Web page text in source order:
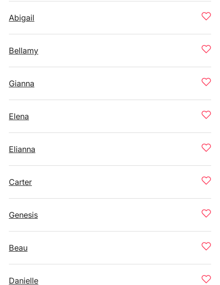
Abigail
Bellamy
Gianna
Elena
Elianna
Carter
Genesis
Beau
Danielle